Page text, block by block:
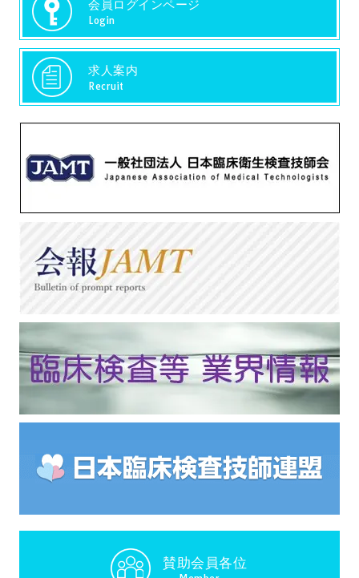
会員ログインページ
Login
求人案内
Recruit
賛助会員各位